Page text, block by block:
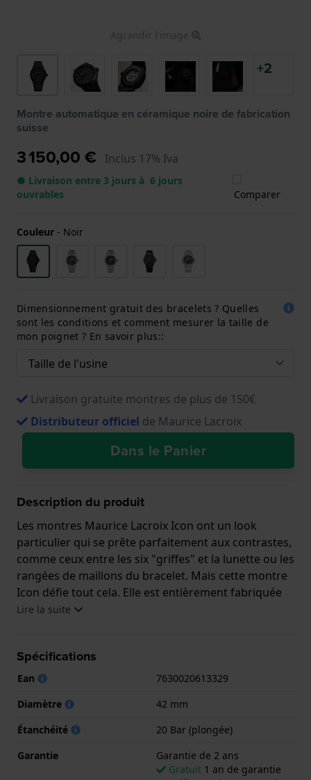
Agrandir l'image
+2
Montre automatique en céramique noire de fabrication
suisse
3 150,00 € Inclus 17% Iva
● Livraison entre 3 jours à 6 jours
ouvrables
Comparer
Couleur - Noir
Dimensionnement gratuit des bracelets ? Quelles
sont les conditions et comment mesurer la taille de
mon poignet ? En savoir plus::
Livraison gratuite montres de plus de 150€
Distributeur officiel de Maurice Lacroix
Dans le Panier
Description du produit
Les montres Maurice Lacroix Icon ont un look
particulier qui se prête parfaitement aux contrastes,
comme ceux entre les six "griffes" et la lunette ou les
rangées de maillons du bracelet. Mais cette montre
Icon défie tout cela. Elle est entièrement fabriquée
dans une mystérieuse céramique noire mate. La
douceur unique. En outre, la montre est
typiquement Icon, avec un mouvement automatique
Côtes de Genève sur le rotor. Cette montre est à la
fois audacieuse et discrète, parfaite pour les
société moderne.
Lire la suite
Spécifications
Ean
7630020613329
Diamètre
42 mm
Étanchéité
20 Bar (plongée)
Garantie
Garantie de 2 ans
Gratuit 1 an de garantie